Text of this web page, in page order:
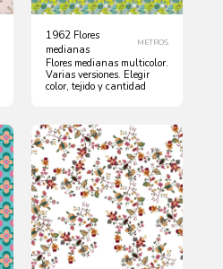
1962 Flores
medianas
METROS
Flores medianas multicolor.
Varias versiones. Elegir
color, tejido y cantidad